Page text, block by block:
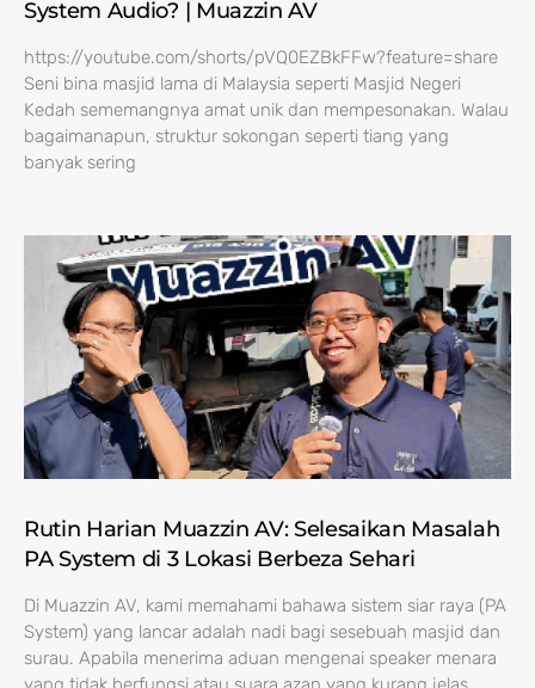
System Audio? | Muazzin AV
https://youtube.com/shorts/pVQ0EZBkFFw?feature=share
Seni bina masjid lama di Malaysia seperti Masjid Negeri
Kedah sememangnya amat unik dan mempesonakan. Walau
bagaimanapun, struktur sokongan seperti tiang yang
banyak sering
Rutin Harian Muazzin AV: Selesaikan Masalah
PA System di 3 Lokasi Berbeza Sehari
Di Muazzin AV, kami memahami bahawa sistem siar raya (PA
System) yang lancar adalah nadi bagi sesebuah masjid dan
surau. Apabila menerima aduan mengenai speaker menara